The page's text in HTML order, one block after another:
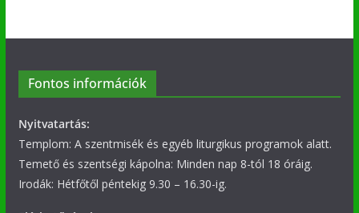
Fontos információk
Nyitvatartás:
Templom: A szentmisék és egyéb liturgikus programok alatt.
Temető és szentségi kápolna: Minden nap 8-tól 18 óráig.
Irodák: Hétfőtől péntekig 9.30 – 16.30-ig.